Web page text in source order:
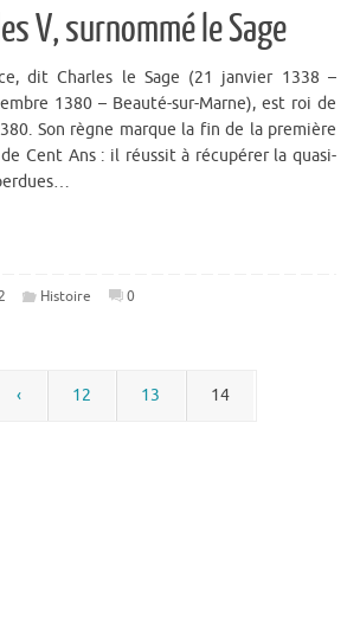
V, surnommé le Sage
dit Charles le Sage (21 janvier 1338 –
1380 – Beauté-sur-Marne), est roi de
Son règne marque la fin de la première
Cent Ans : il réussit à récupérer la quasi-
Histoire 0
‹ 12 13 14